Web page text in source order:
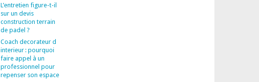
L’entretien figure-t-il
sur un devis
construction terrain
de padel ?
Coach decorateur d
interieur : pourquoi
faire appel à un
professionnel pour
repenser son espace